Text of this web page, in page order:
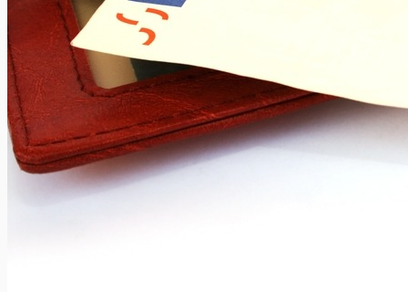
Feux de croisement : réglementation
Xavier Van Caneghem
La Belgique recommande l’allumage des feux de croisement en
plein jour. D’autres pays exigent cette pratique. Quand et où
faut-il...